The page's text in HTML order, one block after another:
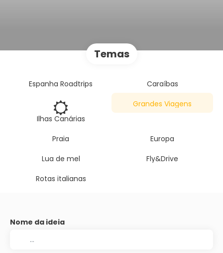
Temas
Espanha Roadtrips Caraíbas
Ilhas Canárias
Grandes Viagens
Praia
Europa
Lua de mel
Fly&Drive
Rotas italianas
Nome da ideia